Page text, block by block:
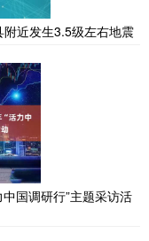
近发生3.5级左右地震
国调研行”主题采访活